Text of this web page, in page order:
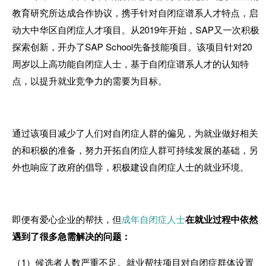
教育研究所达成合作协议，携手针对自闭症谱系人才特点，启
动大中华区自闭症人才项目。从2019年开始， SAP又一次积极
探索创新，开办了SAP School先备技能项目。该项目针对20
周岁以上高功能自闭症人士，基于自闭症谱系人才的认知特
点，以提升就业竞争力的需要为目标。
通过该项目减少了人们对自闭症人群的偏见，为就业做好相关
的和积极的准备，努力开拓自闭症人群可持续发展的基础，另
外也响应了政府的倡导，积极建设自闭症人士的就业环境。
即便有爱心企业的帮扶，但成年自闭症人士在就业过程中依然
遇到了很多急需解决的问题：
（1）候选者人数严重不足。 就业帮扶项目对自闭症群体设置